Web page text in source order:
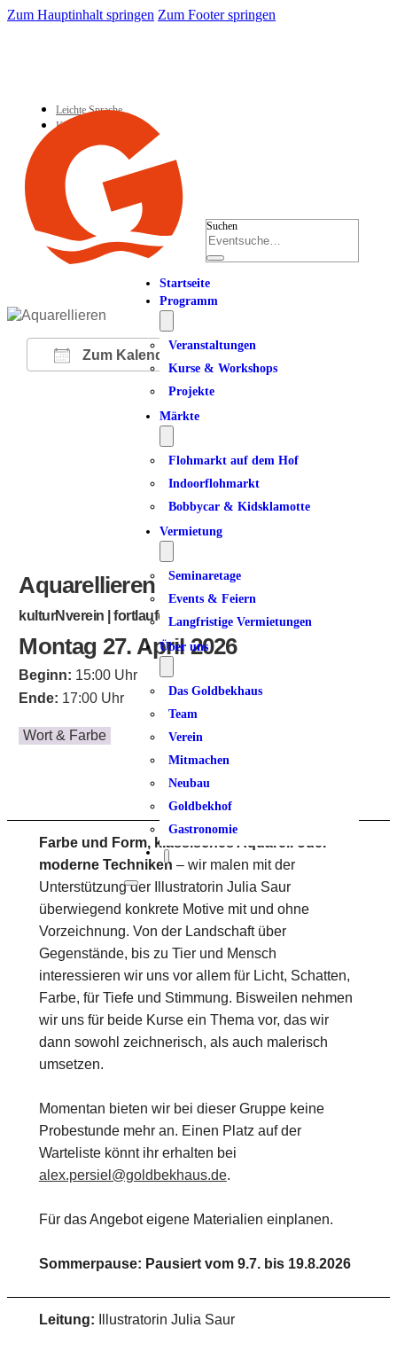
Zum Hauptinhalt springen Zum Footer springen
Leichte Sprache
Kontakt
Suchen
Startseite
Programm
Veranstaltungen
Kurse & Workshops
Projekte
Märkte
Flohmarkt auf dem Hof
Indoorflohmarkt
Bobbycar & Kidsklamotte
Vermietung
Seminaretage
Events & Feiern
Langfristige Vermietungen
Über uns
Das Goldbekhaus
Team
Verein
Mitmachen
Neubau
Goldbekhof
Gastronomie
Zum Kalender hinzufügen
ICS herunterladen
Google Kalender
iCalendarOffice 365
Aquarellieren
kulturNverein | fortlaufend
Montag 27. April 2026
Beginn: 15:00 Uhr
Ende: 17:00 Uhr
Wort & Farbe
Farbe und Form, klassisches Aquarell oder
moderne Techniken – wir malen mit der
Unterstützung der Illustratorin Julia Saur
überwiegend konkrete Motive mit und ohne
Vorzeichnung. Von der Landschaft über
Gegenstände, bis zu Tier und Mensch
interessieren wir uns vor allem für Licht, Schatten,
Farbe, für Tiefe und Stimmung. Bisweilen nehmen
wir uns für beide Kurse ein Thema vor, das wir
dann sowohl zeichnerisch, als auch malerisch
umsetzen.
Momentan bieten wir bei dieser Gruppe keine
Probestunde mehr an. Einen Platz auf der
Warteliste könnt ihr erhalten bei
alex.persiel@goldbekhaus.de.
Für das Angebot eigene Materialien einplanen.
Sommerpause: Pausiert vom 9.7. bis 19.8.2026
Leitung: Illustratorin Julia Saur